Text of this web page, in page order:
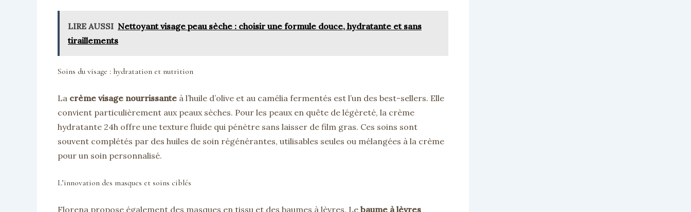
LIRE AUSSI Nettoyant visage peau sèche : choisir une formule douce, hydratante et sans
tiraillements
Soins du visage : hydratation et nutrition
La crème visage nourrissante à l’huile d’olive et au camélia fermentés est l’un des best-sellers. Elle
convient particulièrement aux peaux sèches. Pour les peaux en quête de légèreté, la crème
hydratante 24h offre une texture fluide qui pénètre sans laisser de film gras. Ces soins sont
souvent complétés par des huiles de soin régénérantes, utilisables seules ou mélangées à la crème
pour un soin personnalisé.
L’innovation des masques et soins ciblés
Florena propose également des masques en tissu et des baumes à lèvres. Le baume à lèvres